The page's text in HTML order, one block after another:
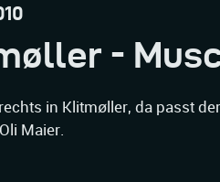
-
in Klitmøller, da passt
Maier.